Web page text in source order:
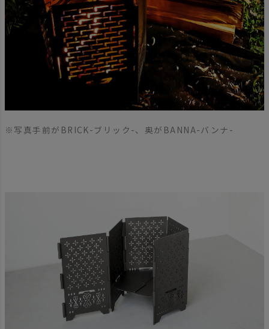
※写真手前がBRICK-ブリック-、奥がBANNA-バンナ-